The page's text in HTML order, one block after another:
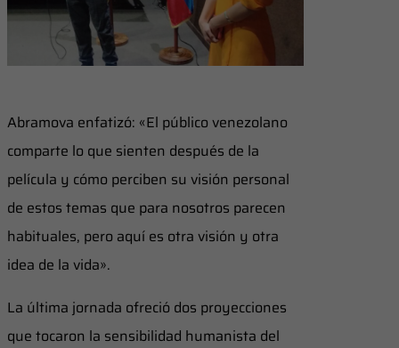
Abramova enfatizó: «El público venezolano
comparte lo que sienten después de la
película y cómo perciben su visión personal
de estos temas que para nosotros parecen
habituales, pero aquí es otra visión y otra
idea de la vida».
​La última jornada ofreció dos proyecciones
que tocaron la sensibilidad humanista del